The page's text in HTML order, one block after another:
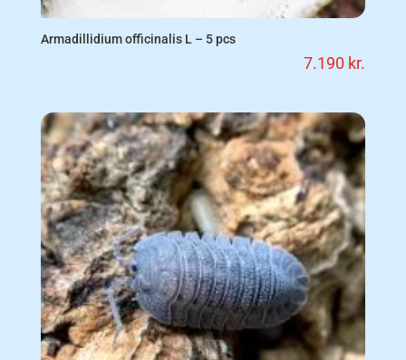
Armadillidium officinalis L – 5 pcs
7.190 kr.